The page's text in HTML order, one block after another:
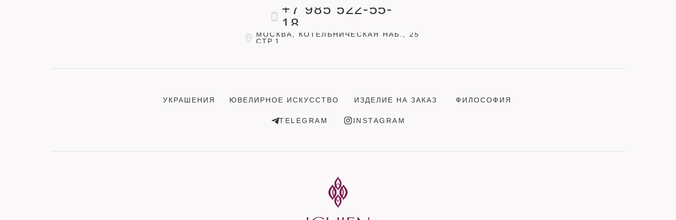
+7 985 522-55-
18
УКРАШЕНИЯ ЮВЕЛИРНОЕ ИСКУССТВО ИЗДЕЛИЕ НА ЗАКАЗ ФИЛОСОФИЯ
TELEGRAM INSTAGRAM
МОСКВА, КОТЕЛЬНИЧЕСКАЯ НАБ., 25
СТР.1